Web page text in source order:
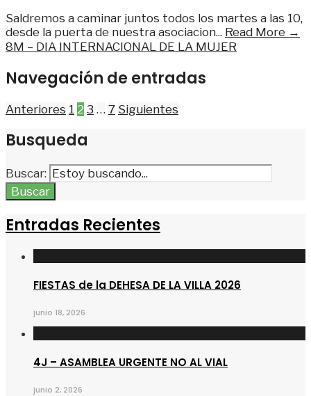
Saldremos a caminar juntos todos los martes a las 10,
desde la puerta de nuestra asociacion... Read More →
8M – DIA INTERNACIONAL DE LA MUJER
Navegación de entradas
Anteriores 1 2 3 … 7 Siguientes
Busqueda
Buscar:
Buscar
Entradas Recientes
FIESTAS de la DEHESA DE LA VILLA 2026
junio 18, 2026
4J – ASAMBLEA URGENTE NO AL VIAL
junio 2, 2026